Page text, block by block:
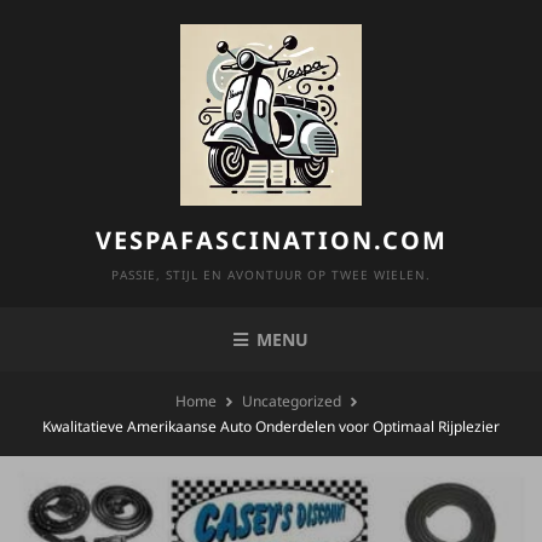
VESPAFASCINATION.COM
PASSIE, STIJL EN AVONTUUR OP TWEE WIELEN.
MENU
Home
Uncategorized
Kwalitatieve Amerikaanse Auto Onderdelen voor Optimaal Rijplezier